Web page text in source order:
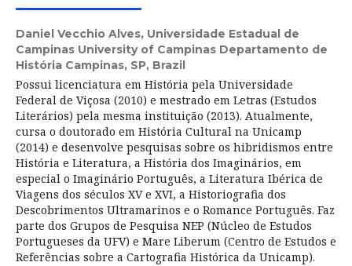
Daniel Vecchio Alves, Universidade Estadual de
Campinas University of Campinas Departamento de
História Campinas, SP, Brazil
Possui licenciatura em História pela Universidade
Federal de Viçosa (2010) e mestrado em Letras (Estudos
Literários) pela mesma instituição (2013). Atualmente,
cursa o doutorado em História Cultural na Unicamp
(2014) e desenvolve pesquisas sobre os hibridismos entre
História e Literatura, a História dos Imaginários, em
especial o Imaginário Português, a Literatura Ibérica de
Viagens dos séculos XV e XVI, a Historiografia dos
Descobrimentos Ultramarinos e o Romance Português. Faz
parte dos Grupos de Pesquisa NEP (Núcleo de Estudos
Portugueses da UFV) e Mare Liberum (Centro de Estudos e
Referências sobre a Cartografia Histórica da Unicamp).